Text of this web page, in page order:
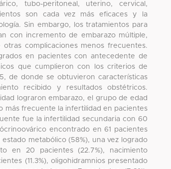
tubo-peritoneal, uterino, cervical,
son cada vez más eficaces y la
Sin embargo, los tratamientos para
con incremento de embarazo múltiple,
complicaciones menos frecuentes.
en pacientes con antecedente de
que cumplieron con los criterios de
de donde se obtuvieron características
recibido y resultados obstétricos.
lograron embarazo, el grupo de edad
más frecuente la infertilidad en pacientes
fue la infertilidad secundaria con 60
encontrado en 61 pacientes
metabólico (58%), una vez logrado
en 20 pacientes (22.7%), nacimiento
(11.3%), oligohidramnios presentado